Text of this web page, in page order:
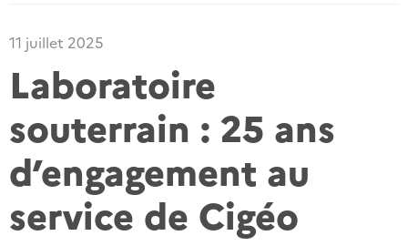
11 juillet 2025
Laboratoire
souterrain : 25 ans
d’engagement au
service de Cigéo